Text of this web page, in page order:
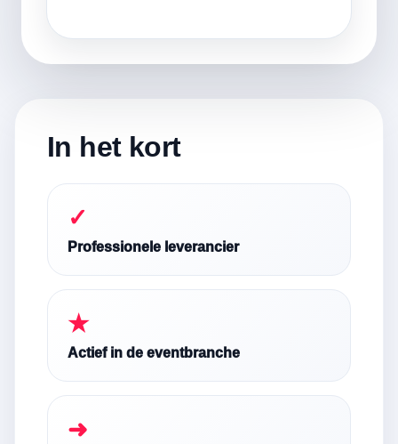
In het kort
✓
Professionele leverancier
★
Actief in de eventbranche
➜